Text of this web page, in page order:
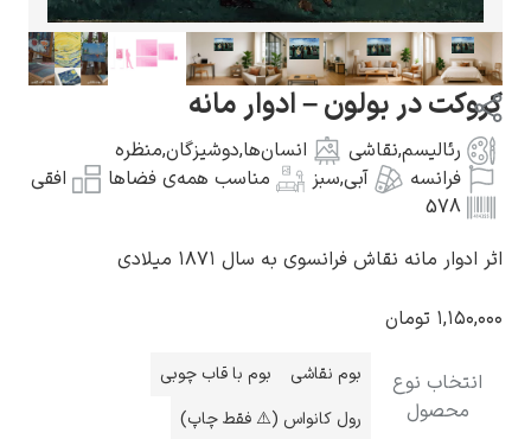
گوستاو کلیمت
ادوارد مونک
در بولون – ادوار مانه
رئالیسم, نقاشی انسان‌ها دوشیزگان,منظره
فرانسه
آبی سبز مناسب همه‌ی فضاها
افقی
مانه نقاش فرانسوی به سال ۱۸۷۱ میلادی
تومان
نوع
بوم نقاشی
بوم با قاب چوبی
رول کانواس (⚠️ فقط چاپ)